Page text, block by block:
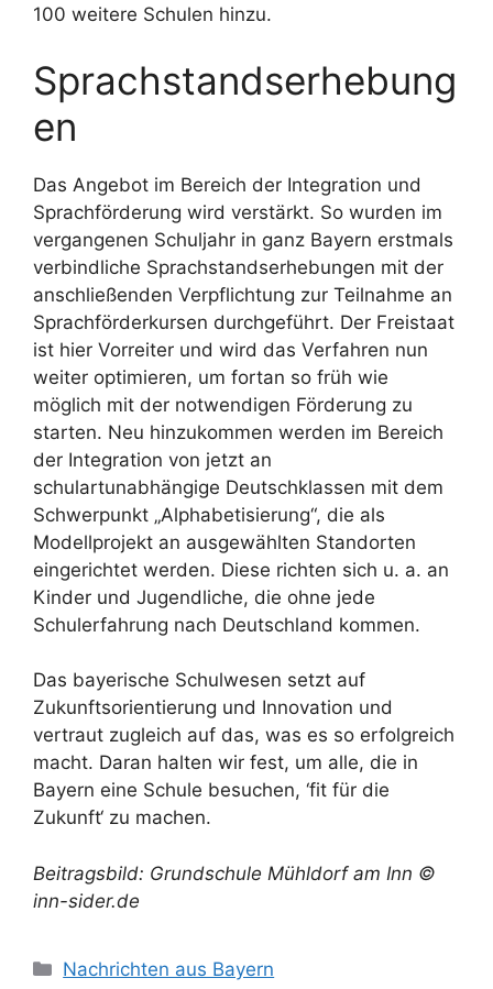
100 weitere Schulen hinzu.
Sprachstandserhebung
en
Das Angebot im Bereich der Integration und
Sprachförderung wird verstärkt. So wurden im
vergangenen Schuljahr in ganz Bayern erstmals
verbindliche Sprachstandserhebungen mit der
anschließenden Verpflichtung zur Teilnahme an
Sprachförderkursen durchgeführt. Der Freistaat
ist hier Vorreiter und wird das Verfahren nun
weiter optimieren, um fortan so früh wie
möglich mit der notwendigen Förderung zu
starten. Neu hinzukommen werden im Bereich
der Integration von jetzt an
schulartunabhängige Deutschklassen mit dem
Schwerpunkt „Alphabetisierung“, die als
Modellprojekt an ausgewählten Standorten
eingerichtet werden. Diese richten sich u. a. an
Kinder und Jugendliche, die ohne jede
Schulerfahrung nach Deutschland kommen.
Das bayerische Schulwesen setzt auf
Zukunftsorientierung und Innovation und
vertraut zugleich auf das, was es so erfolgreich
macht. Daran halten wir fest, um alle, die in
Bayern eine Schule besuchen, ‘fit für die
Zukunft‘ zu machen.
Beitragsbild: Grundschule Mühldorf am Inn ©
inn-sider.de
Kategorien
Nachrichten aus Bayern